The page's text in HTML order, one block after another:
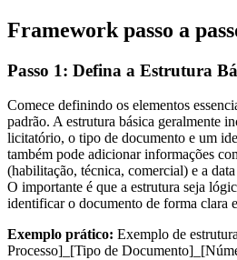
Framework passo a
Passo 1: Defina a Estrutura
Comece definindo os elementos
padrão. A estrutura básica geralmente
licitatório, o tipo de documento e um
também pode adicionar informações
(habilitação, técnica, comercial) e a
O importante é que a estrutura seja
identificar o documento de forma clara
Exemplo prático: Exemplo de
Processo]_[Tipo de